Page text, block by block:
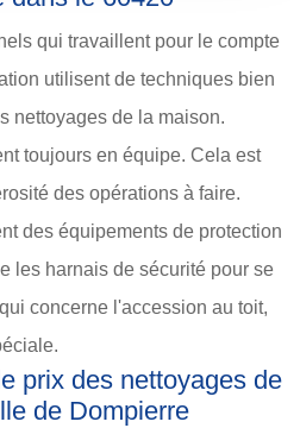
qui travaillent pour le compte
utilisent de techniques bien
nettoyages de la maison.
toujours en équipe. Cela est
des opérations à faire.
des équipements de protection
les harnais de sécurité pour se
concerne l'accession au toit,
prix des nettoyages de
de Dompierre